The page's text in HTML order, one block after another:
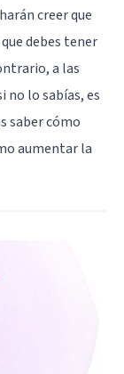
creer que
debes tener
a las
no lo sabías, es
saber cómo
aumentar la